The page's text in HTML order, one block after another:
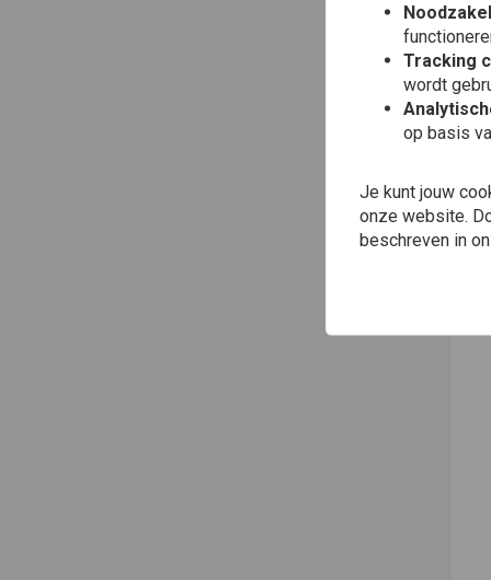
Tracking
wordt
op basis
Je kunt jouw
onze website.
beschreven in